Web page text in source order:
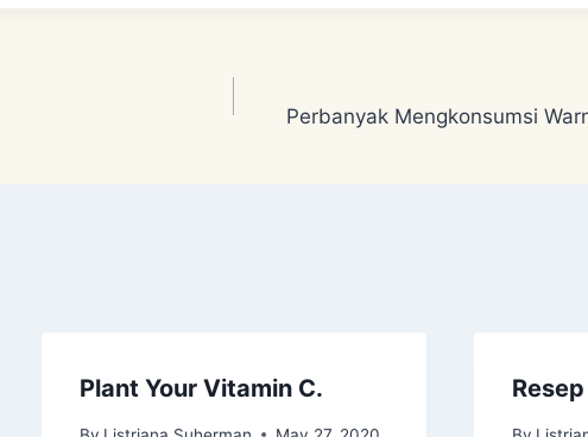
Perbanyak Mengkonsumsi
Plant Your Vitamin C.